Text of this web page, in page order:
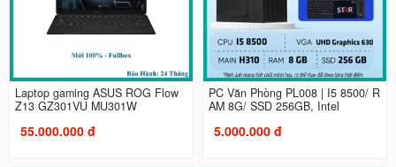
Laptop gaming ASUS ROG Flow
Z13 GZ301VU MU301W
55.000.000 đ
PC Văn Phòng PL008 | I5 8500/ R
AM 8G/ SSD 256GB, Intel
5.000.000 đ